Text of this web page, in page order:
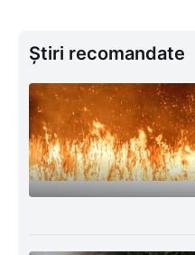
Știri recomandate